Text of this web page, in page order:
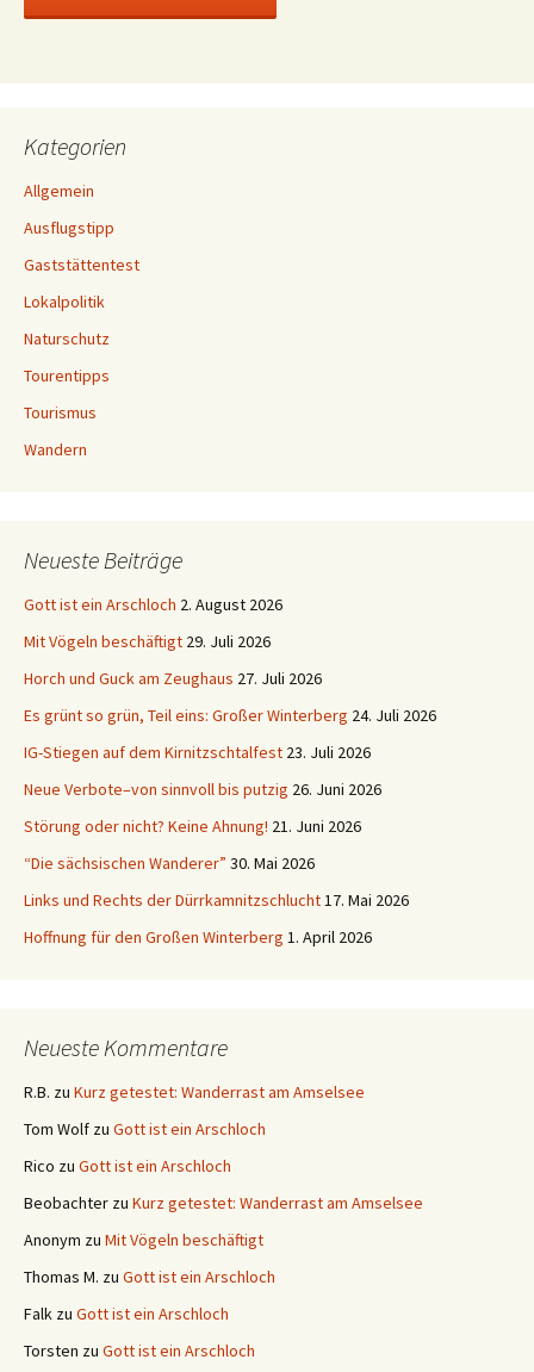
Kategorien
Allgemein
Ausflugstipp
Gaststättentest
Lokalpolitik
Naturschutz
Tourentipps
Tourismus
Wandern
Neueste Beiträge
Gott ist ein Arschloch 2. August 2026
Mit Vögeln beschäftigt 29. Juli 2026
Horch und Guck am Zeughaus 27. Juli 2026
Es grünt so grün, Teil eins: Großer Winterberg 24. Juli 2026
IG-Stiegen auf dem Kirnitzschtalfest 23. Juli 2026
Neue Verbote–von sinnvoll bis putzig 26. Juni 2026
Störung oder nicht? Keine Ahnung! 21. Juni 2026
“Die sächsischen Wanderer” 30. Mai 2026
Links und Rechts der Dürrkamnitzschlucht17. Mai 2026
Hoffnung für den Großen Winterberg 1. April 2026
Neueste Kommentare
R.B. zu Kurz getestet: Wanderrast am Amselsee
Tom Wolf zu Gott ist ein Arschloch
Rico zu Gott ist ein Arschloch
Beobachter zu Kurz getestet: Wanderrast am Amselsee
Anonym zu Mit Vögeln beschäftigt
Thomas M. zu Gott ist ein Arschloch
Falk zu Gott ist ein Arschloch
Torsten zu Gott ist ein Arschloch